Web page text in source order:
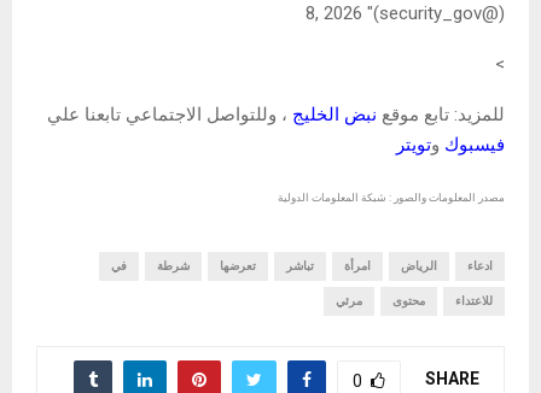
(@security_gov)" 8, 2026
>
للمزيد: تابع موقع نبض الخليج ، وللتواصل الاجتماعي تابعنا علي
فيسبوك وتويتر
مصدر المعلومات والصور : شبكة المعلومات الدولية
ادعاء الرياض امرأة تباشر تعرضها شرطة في
للاعتداء محتوى مرئي
SHARE
0